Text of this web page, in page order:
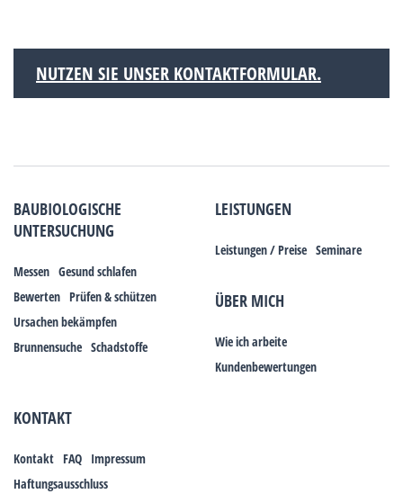
NUTZEN SIE UNSER KONTAKTFORMULAR.
BAUBIOLOGISCHE
UNTERSUCHUNG
Messen Gesund schlafen
Bewerten Prüfen & schützen
Ursachen bekämpfen
Brunnensuche Schadstoffe
LEISTUNGEN
Leistungen / Preise Seminare
ÜBER MICH
Wie ich arbeite
Kundenbewertungen
KONTAKT
Kontakt FAQ Impressum
Haftungsausschluss